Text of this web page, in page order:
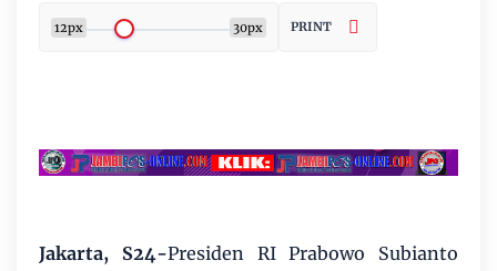
12px 30px PRINT
Jakarta, S24-Presiden RI Prabowo Subianto